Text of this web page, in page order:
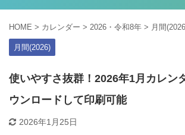
HOME > カレンダー > 2026・令和8年 > 月間
月間(2026)
使いやすさ抜群！2026年1月カレン
ウンロードして印刷可能
2026年1月25日